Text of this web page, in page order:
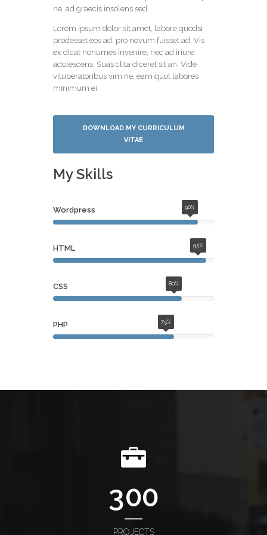
ne, ad graecis insolens sed.
Lorem ipsum dolor sit amet, labore quodsi
prodesset eos ad, pro novum fuisset ad. Vis
ex dicat nonumes invenire, nec ad iriure
adolescens. Suas clita diceret sit an. Vide
vituperatoribus vim ne, eam quot labores
minimum ei.
DOWNLOAD MY CURRICULUM
VITAE
My Skills
Wordpress 90%
HTML 95%
CSS 80%
PHP 75%
300
PROJECTS